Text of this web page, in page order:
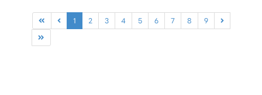
1 2 3 4 5 6 7 8 9